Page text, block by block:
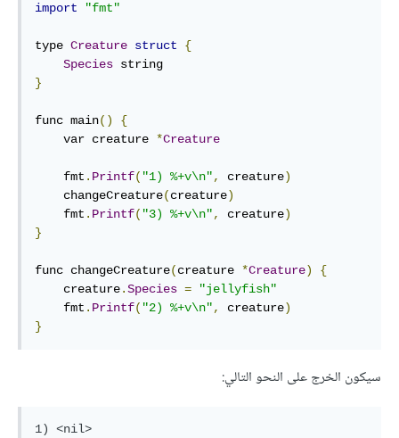
import "fmt"
type Creature struct
{
Species
}
func main()
{
    var creature
*Creature
    fmt
. Printf( "1) %+v\n", creature)
    changeCreature
(creature)
    fmt
. Printf( "3) %+v\n", creature)
}
func changeCreature(creature *Creature)
{
    creature
.Species =
"jellyfish"
    fmt
. Printf( "2) %+v\n", creature)
}
سيكون الخرج على النحو التالي:
1) <nil>